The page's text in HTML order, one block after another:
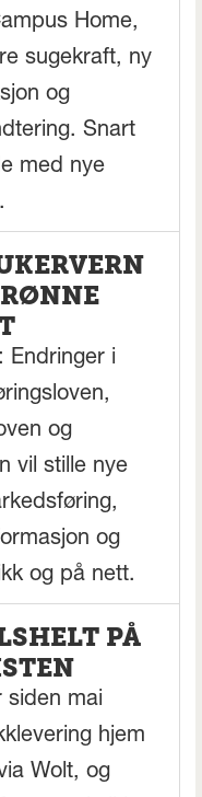
Home,
sugekraft, ny
og
Snart
med nye
Endringer i
og
vil stille nye
og
og på nett.
PÅ
siden mai
hjem
Wolt, og